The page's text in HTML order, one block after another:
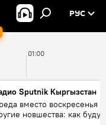
РУС
01:00
Sputnik Кыргызстан
вместо воскресенья и
новшества: как будут